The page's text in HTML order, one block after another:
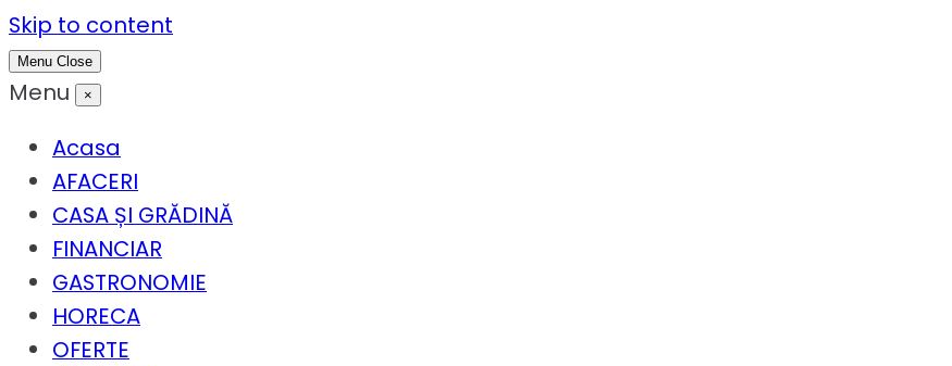
Skip to content
Menu Close
Menu ×
Acasa
AFACERI
CASA ȘI GRĂDINĂ
FINANCIAR
GASTRONOMIE
HORECA
OFERTE